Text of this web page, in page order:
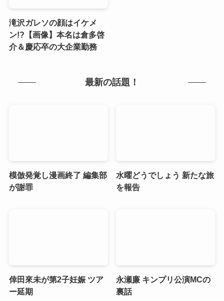
滝沢ガレソの顔はイケメ
ン!?【画像】本名は倉多啓
介＆慶応卒の大企業勤務
最新の話題！
模倣発覚し漫画終了 編集部
が謝罪
水曜どうでしょう 新たな旅
を報告
倖田來未が第2子妊娠 ツア
ー延期
永瀬廉 キンプリ公演MCの
裏話